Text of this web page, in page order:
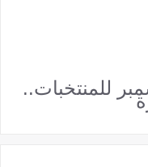
للمنتخبات..